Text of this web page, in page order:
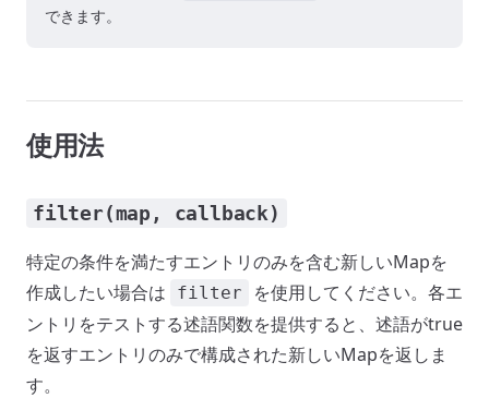
できます。
使用法
filter(map, callback)
特定の条件を満たすエントリのみを含む新しいMapを
作成したい場合は
filter
を使用してください。各エ
ントリをテストする述語関数を提供すると、述語がtrue
を返すエントリのみで構成された新しいMapを返しま
す。